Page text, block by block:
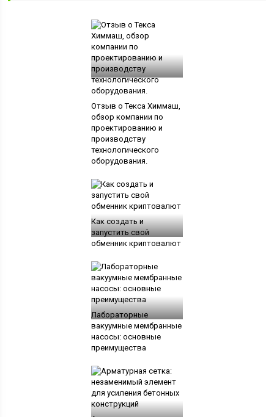
Отзыв о Текса Химмаш,
обзор компании по
проектированию и
производству
технологического
оборудования.
Как создать и
запустить свой
обменник криптовалют
Лабораторные
вакуумные мембранные
насосы: основные
преимущества